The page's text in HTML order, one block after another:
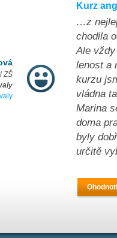
ZŠ
Kurz
…z
chodila
Ale
lenost a
kurzu
vládna
Marina
doma
byly
určitě